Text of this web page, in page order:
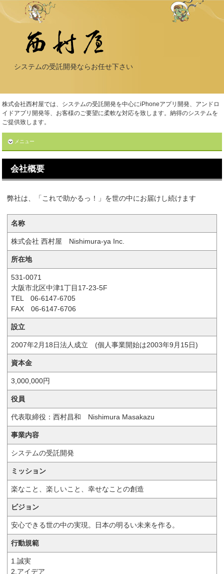
システムの受託開発ならお任せ下さい
株式会社西村屋では、システムの受託開発を中心にiPhoneアプリ開発、アンドロ
イドアプリ開発等、お客様のご要望に柔軟な対応を致します。納得のシステムを
ご提供致します。
メニュー
会社概要
弊社は、「これで助かるっ！」を世の中にお届けし続けます
名称
株式会社 西村屋 Nishimura-ya Inc.
所在地
531-0071
大阪市北区中津1丁目17-23-5F
TEL 06-6147-6705
FAX 06-6147-6706
設立
2007年2月18日法人成立 (個人事業開始は2003年9月15日)
資本金
3,000,000円
役員
代表取締役：西村昌和 Nishimura Masakazu
事業内容
システムの受託開発
ミッション
楽なこと、楽しいこと、幸せなことの創造
ビジョン
安心できる世の中の実現。日本の明るい未来を作る。
行動規範
1.誠実
2.アイデア